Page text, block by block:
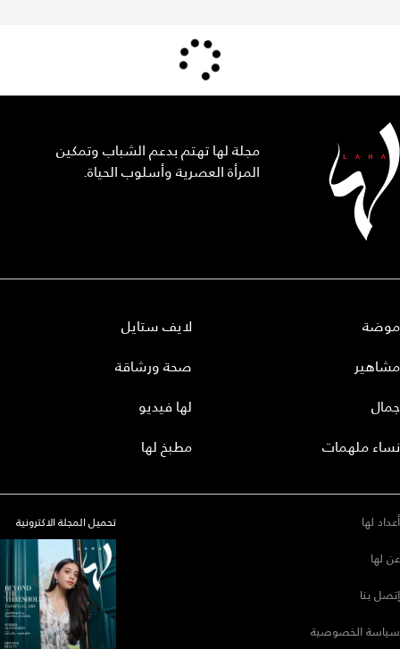
مجلة لها تهتم بدعم الشباب وتمكين
المرأة العصرية وأسلوب الحياة.
موضة
مشاهير
جمال
نساء ملهمات
لايف ستايل
صحة ورشاقة
لها فيديو
مطبخ لها
أعداد لها
عن لها
إتصل بنا
سياسة الخصوصية
تحميل المجلة الاكترونية